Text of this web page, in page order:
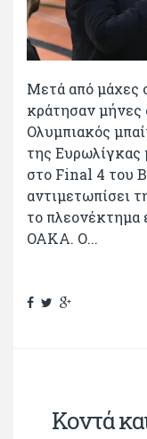
Μετά από μάχες
κράτησαν μήνες
Ολυμπιακός
της Ευρωλίγκας
στο Final 4 του
αντιμετωπίσει
το πλεονέκτημα
ΟΑΚΑ. Ο...
Κοντά